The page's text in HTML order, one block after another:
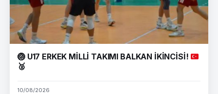
🏐U17 ERKEK MİLLİ TAKIMI BALKAN İKİNCİSİ!
🥈
10/08/2026